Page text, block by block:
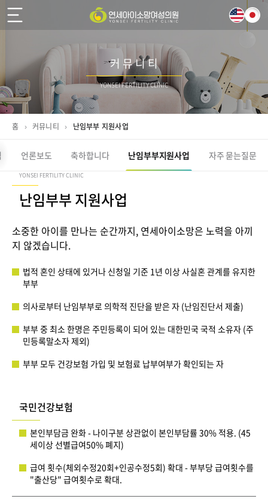
커 뮤 니 티
YONSEI FERTILITY CLINIC
홈 › 커뮤니티 › 난임부부 지원사업
언론보도 축하합니다 난임부부지원사업 자주 묻는질문
YONSEI FERTILITY CLINIC
난임부부 지원사업
소중한 아이를 만나는 순간까지, 연세아이소망은 노력을 아끼
지 않겠습니다.
법적 혼인 상태에 있거나 신청일 기준 1년 이상 사실혼 관계를 유지한
부부
의사로부터 난임부부로 의학적 진단을 받은 자 (난임진단서 제출)
부부 중 최소 한명은 주민등록이 되어 있는 대한민국 국적 소유자 (주
민등록말소자 제외)
부부 모두 건강보험 가입 및 보험료 납부여부가 확인되는 자
국민건강보험
본인부담금 완화 - 나이구분 상관없이 본인부담률 30% 적용. (45
세이상 선별급여50% 폐지)
급여 횟수(체외수정20회+인공수정5회) 확대 - 부부당 급여횟수를
"출산당" 급여횟수로 확대.